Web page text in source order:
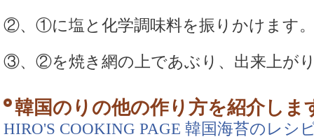
②、①に塩と化学調味料を振りかけます
③、②を焼き網の上であぶり、出来上が
韓国のりの他の作り方を紹介しま
HIRO'S COOKING PAGE 韓国海苔のレシ